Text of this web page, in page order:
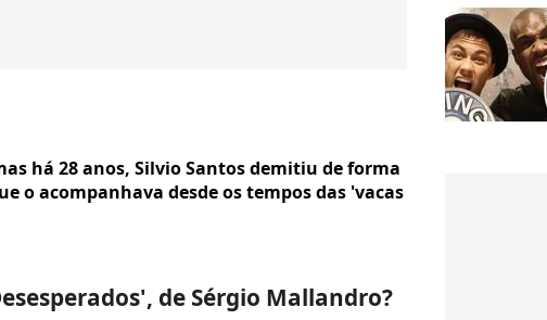
há 28 anos, Silvio Santos demitiu de forma
o acompanhava desde os tempos das 'vacas
de Sérgio Mallandro?